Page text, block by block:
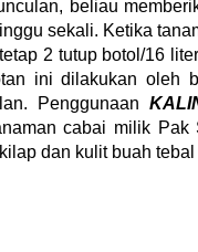
beliau
sekali. Ketika
2 tutup botol/16
ini dilakukan oleh
Penggunaan
cabai milik
dan kulit buah tebal